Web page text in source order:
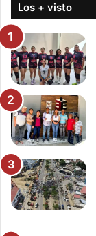
Los + visto